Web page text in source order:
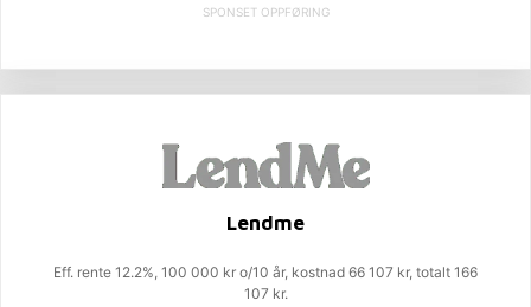
SPONSET OPPFØRING
Lendme
Eff. rente 12.2%, 100 000 kr o/10 år, kostnad 66 107 kr, totalt 166
107 kr.